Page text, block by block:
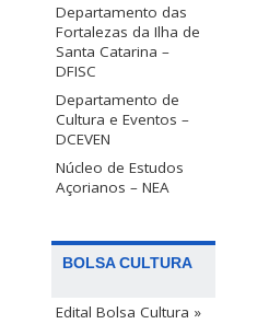
Departamento das
Fortalezas da Ilha de
Santa Catarina –
DFISC
Departamento de
Cultura e Eventos –
DCEVEN
Núcleo de Estudos
Açorianos – NEA
BOLSA CULTURA
Edital Bolsa Cultura »